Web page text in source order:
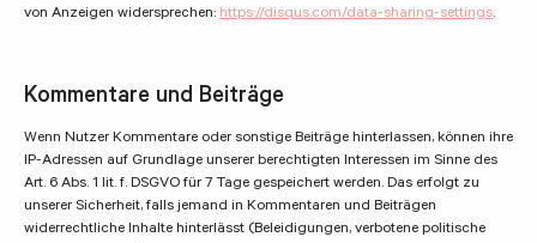
von Anzeigen widersprechen: https://disqus.com/data-sharing-settings.
Kommentare und Beiträge
Wenn Nutzer Kommentare oder sonstige Beiträge hinterlassen, können ihre
IP-Adressen auf Grundlage unserer berechtigten Interessen im Sinne des
Art. 6 Abs. 1 lit. f. DSGVO für 7 Tage gespeichert werden. Das erfolgt zu
unserer Sicherheit, falls jemand in Kommentaren und Beiträgen
widerrechtliche Inhalte hinterlässt (Beleidigungen, verbotene politische